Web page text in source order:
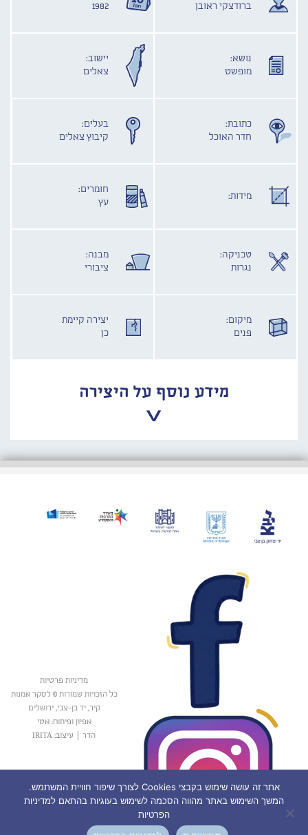
ברודצקי ראובן
1982
נושא:
מופשט
יישוב:
צאלים
כתובת:
חדר האוכל
בעלים:
קיבוץ צאלים
מידות:
חומרים:
עץ
טכניקה:
נגרות
מבנה:
ציבורי
מיקום:
פנים
יצירה קיימת
כן
מידע נוסף על היצירה
מדיניות פרטיות
כל הזכויות שמורות © לסקר אמנות
קיר, יד בן-צבי, ירושלים
אפיון ופיתוח: אטי
הדר
עיצוב: IRITA
אתר זה עושה שימוש בקבצי Cookies לצורך שיפור חוויית המשתמש.
המשך השימוש באתר מהווה הסכמה לשימוש בעוגיות בהתאם למדיניות
הפרטיות